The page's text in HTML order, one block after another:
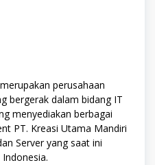
merupakan perusahaan
bergerak dalam bidang IT
menyediakan berbagai
PT. Kreasi Utama Mandiri
Server yang saat ini